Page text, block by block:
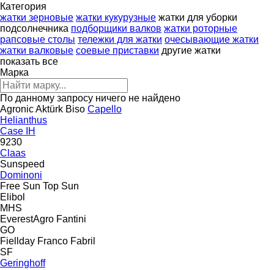
Категория
жатки зерновые жатки кукурузные жатки для уборки
подсолнечника подборщики валков жатки роторные
рапсовые столы тележки для жатки очесывающие жатки
жатки валковые соевые приставки другие жатки
показать все
Марка
По данному запросу ничего не найдено
AgronicAktürk Biso Capello
Helianthus
Case IH
9230
Claas
Sunspeed
Dominoni
Free Sun Top Sun
Elibol
MHS
EverestAgro Fantini
GO
Fiellday Franco Fabril
SF
Geringhoff